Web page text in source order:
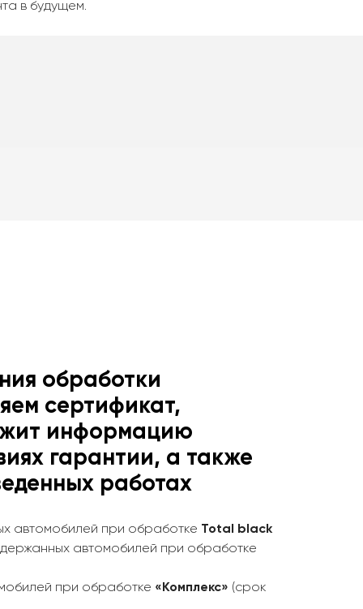
в будущем.
обработки
сертификат,
информацию
гарантии, а также
работах
автомобилей при обработке Total black
автомобилей при обработке
при обработке «Комплекс» (срок